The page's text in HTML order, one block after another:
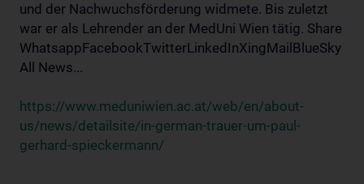
und der Nachwuchsförderung widmete. Bis zuletzt
war er als Lehrender an der MedUni Wien tätig. Share
WhatsappFacebookTwitterLinkedInXingMailBlueSky
All News...
https://www.meduniwien.ac.at/web/en/about-
us/news/detailsite/in-german-trauer-um-paul-
gerhard-spieckermann/